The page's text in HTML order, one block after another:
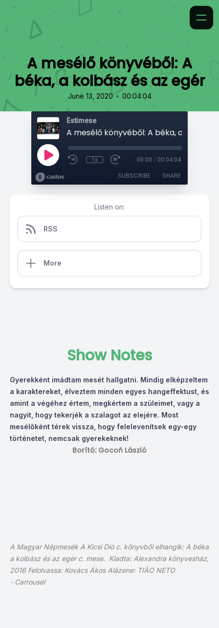
A mesélő könyvéből: A
béka, a kolbász és az egér
June 13, 2020 • 00:04:04
Estimese
1x 00:00 / 00:04:04
SUBSCRIBE SHARE
Listen on:
RSS
More
Show Notes
Gyerekként imádtam mesét hallgatni. Mindig elképzeltem
a karaktereket, élveztem minden egyes hangeffektust, és
amint a végéhez értem, megkértem a szüleimet, vagy a
nagyit, hogy tekerjék a szalagot az elejére. Most
mesélőként térek vissza, hogy felelevenítsek egy-egy
történetet, nemcsak gyerekeknek!
Borító: Gocoň László
A Magyar Népmesék A Kicsi Dió c. könyvből elhangik: A béka
a kolbász és az egér c. mese. Kiadta: Alexandra könyvesház,
2016 Felolvassa: Kovács Ákos Alázene: TIÃO NETO
- Carrousel